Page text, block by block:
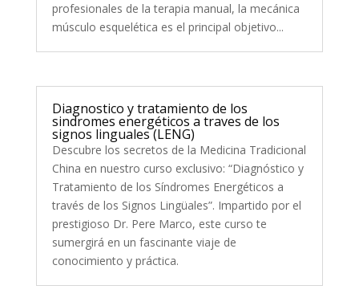
profesionales de la terapia manual, la mecánica
músculo esquelética es el principal objetivo...
Diagnostico y tratamiento de los
sindromes energéticos a traves de los
signos linguales (LENG)
Descubre los secretos de la Medicina Tradicional
China en nuestro curso exclusivo: “Diagnóstico y
Tratamiento de los Síndromes Energéticos a
través de los Signos Lingüales”. Impartido por el
prestigioso Dr. Pere Marco, este curso te
sumergirá en un fascinante viaje de
conocimiento y práctica.